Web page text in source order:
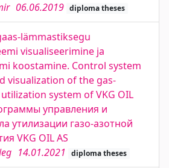
06.06.2019 diploma theses
lämmastiksegu
visualiseerimine ja
koostamine. Control system
visualization of the gas-
system of VKG OIL
управления и
утилизации газо-азотной
VKG OIL AS
14.01.2021 diploma theses